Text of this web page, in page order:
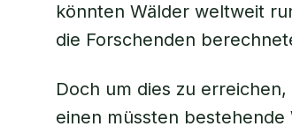
könnten Wälder weltweit
die Forschenden
Doch um dies zu
einen müssten